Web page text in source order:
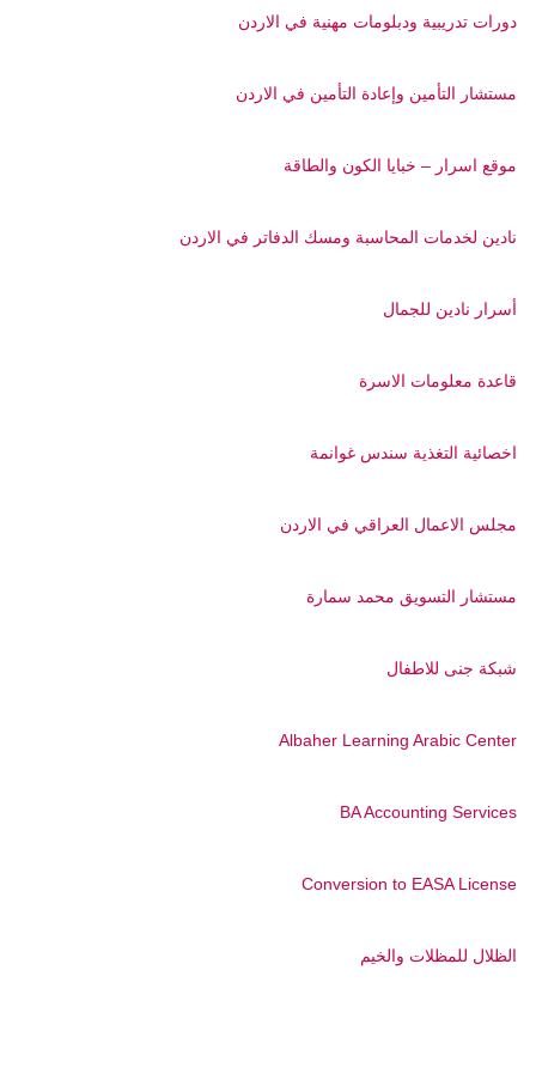
دورات تدريبية ودبلومات مهنية في الاردن
مستشار التأمين وإعادة التأمين في الاردن
موقع اسرار – خبايا الكون والطاقة
نادين لخدمات المحاسبة ومسك الدفاتر في الاردن
أسرار نادين للجمال
قاعدة معلومات الاسرة
اخصائية التغذية سندس غوانمة
مجلس الاعمال العراقي في الاردن
مستشار التسويق محمد سمارة
شبكة جنى للاطفال
Albaher Learning Arabic Center
BA Accounting Services
Conversion to EASA License
الظلال للمظلات والخيم